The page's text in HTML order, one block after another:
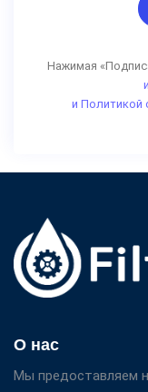
Нажимая
и Политикой
О нас
Мы предоставляем